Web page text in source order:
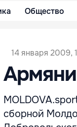
Общество
14 января 2009,
сборной